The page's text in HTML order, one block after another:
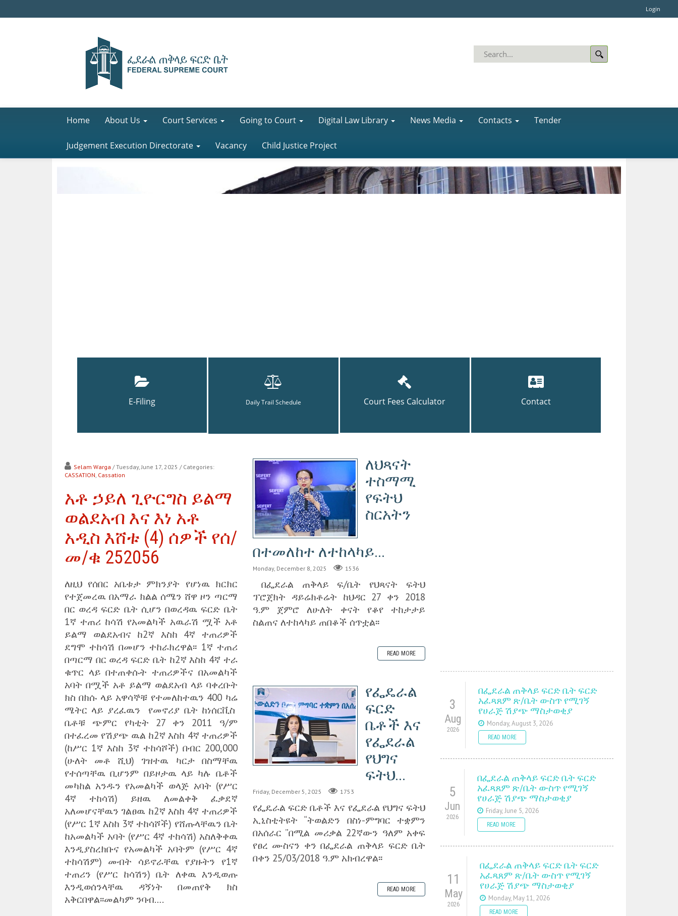
Login
Home About Us Court Services Going to Court Digital Law Library News Media Contacts Tender
Judgement Execution Directorate Vacancy Child Justice Project
E-Filing Daily Trail Schedule Court Fees Calculator Contact
Selam Warga / Tuesday, June 17, 2025 / Categories:
CASSATION, Cassation
አቶ ኃይለ ጊዮርግስ ይልማ
ወልደአብ እና እነ አቶ
አዲስ እሸቱ (4) ሰዎች የሰ/
መ/ቁ 252056
ለዚህ የሰበር አቤቱታ ምክንያት የሆነዉ ክርክር
የተጀመረዉ በአማራ ክልል ሰሜን ሸዋ ዞን ጣርማ
በር ወረዳ ፍርድ ቤት ሲሆን በወረዳዉ ፍርድ ቤት
1ኛ ተጠሪ ከሳሽ የአመልካች አዉራሽ ሟች አቶ
ይልማ ወልደአብና ከ2ኛ እስከ 4ኛ ተጠሪዎች
ደግሞ ተከሳሽ በመሆን ተከራክረዋል፡፡ 1ኛ ተጠሪ
በጣርማ በር ወረዳ ፍርድ ቤት ከ2ኛ እስከ 4ኛ ተራ
ቁጥር ላይ በተጠቀሱት ተጠሪዎችና በአመልካች
አባት በሟች አቶ ይልማ ወልደአብ ላይ ባቀረቡት
ክስ በክሱ ላይ አዋሳኞቹ የተመለከተዉን 400 ካሬ
ሜትር ላይ ያረፈዉን የመኖሪያ ቤት ከነሰርቪስ
ቤቶቹ ጭምር የካቲት 27 ቀን 2011 ዓ/ም
በተፈረመ የሽያጭ ዉል ከ2ኛ እስከ 4ኛ ተጠሪዎች
(ከሥር 1ኛ እስከ 3ኛ ተከሳሾች) በብር 200,000
(ሁለት መቶ ሺህ) ገዝተዉ ካርታ በስማቸዉ
የተሰጣቸዉ ቢሆንም በይዞታዉ ላይ ካሉ ቤቶች
መካከል አንዱን የአመልካች ወላጅ አባት (የሥር
4ኛ ተከሳሽ) ይዘዉ ለመልቀቅ ፈቃደኛ
አለመሆናቸዉን ገልፀዉ ከ2ኛ እስከ 4ኛ ተጠሪዎች
(የሥር 1ኛ እስከ 3ኛ ተከሳሾች) የሸጡላቸዉን ቤት
ከአመልካች አባት (የሥር 4ኛ ተከሳሽ) አስለቅቀዉ
እንዲያስረክቡና የአመልካች አባትም (የሥር 4ኛ
ተከሳሽም) መብት ሳይኖራቸዉ የያዙትን የ1ኛ
ተጠሪን (የሥር ከሳሽን) ቤት ለቀዉ እንዲወጡ
እንዲወሰንላቸዉ ዳኝነት በመጠየቅ ክስ
አቅርበዋል፡፡መልካም ንባብ….
ለህጻናት
ተስማሚ
የፍትህ
ስርአትን
በተመለከተ ለተከላካይ...
Monday, December 8, 2025 1536
በፌደራል ጠቅላይ ፍ/ቤት የህጻናት ፍትህ
ፕሮጀክት ዳይሬክቶሬት ከህዳር 27 ቀን 2018
ዓ.ም ጀምሮ ለሁለት ቀናት የቆየ ተከታታይ
ስልጠና ለተከላካይ ጠበቆች ሰጥቷል፡፡
READ MORE
የፌዴራል
ፍርድ
ቤቶች እና
የፌደራል
የህግና
ፍትህ...
Friday, December 5, 2025 1753
የፌዴራል ፍርድ ቤቶች እና የፌደራል የህግና ፍትህ
ኢኒስቲትዩት “ትወልድን በስነ-ምግባር ተቋምን
በአሰራር ”በሚል መሪቃል 22ኛውን ዓለም አቀፍ
የፀረ ሙስናን ቀን በፌደራል ጠቅላይ ፍርድ ቤት
በቀን 25/03/2018 ዓ.ም አክብረዋል፡፡
READ MORE
3
Aug
2026
በፌደራል ጠቅላይ ፍርድ ቤት ፍርድ
አፈጻጸም ጽ/ቤት ውስጥ የሚገኝ
የሀራጅ ሽያጭ ማስታወቂያ
Monday, August 3, 2026
READ MORE
5
Jun
2026
በፌደራል ጠቅላይ ፍርድ ቤት ፍርድ
አፈጻጸም ጽ/ቤት ውስጥ የሚገኝ
የሀራጅ ሽያጭ ማስታወቂያ
Friday, June 5, 2026
READ MORE
11
May
2026
በፌደራል ጠቅላይ ፍርድ ቤት ፍርድ
አፈጻጸም ጽ/ቤት ውስጥ የሚገኝ
የሀራጅ ሽያጭ ማስታወቂያ
Monday, May 11, 2026
READ MORE